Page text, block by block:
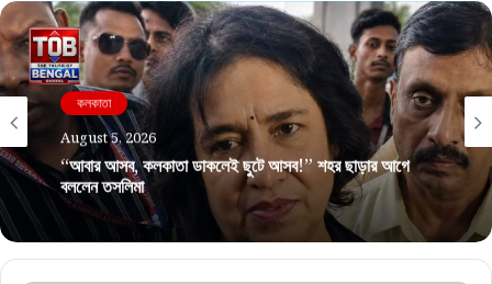
কলকাতা
August 5, 2026
“আবার আসব, কলকাতা ডাকলেই ছুটে আসব!” শহর ছাড়ার আগে
বললেন তসলিমা